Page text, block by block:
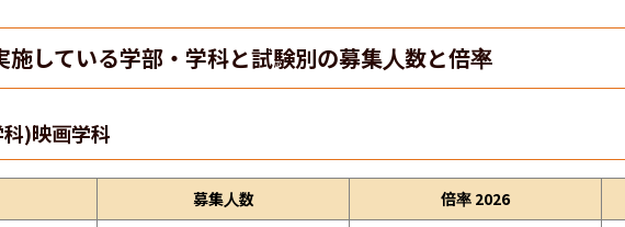
施している学部・学科と試験別の募集人数と倍率
)映画学科
募集人数
倍率 2026